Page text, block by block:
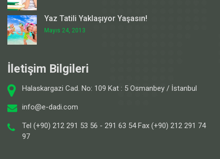
Yaz Tatili Yaklaşıyor Yaşasın!
Mayıs 24, 2013
İletişim Bilgileri
Halaskargazi Cad. No: 109 Kat : 5 Osmanbey / İstanbul
info@e-dadi.com
Tel (+90) 212 291 53 56 - 291 63 54 Fax (+90) 212 291 74
97